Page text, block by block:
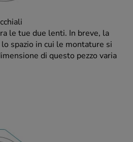
le tue due lenti. In breve, la
spazio in cui le montature si
di questo pezzo varia